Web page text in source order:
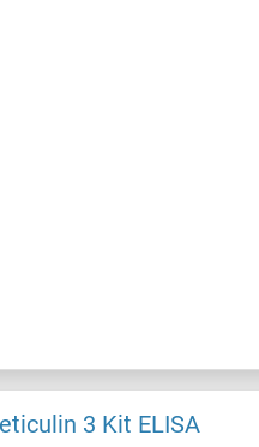
3 Kit ELISA